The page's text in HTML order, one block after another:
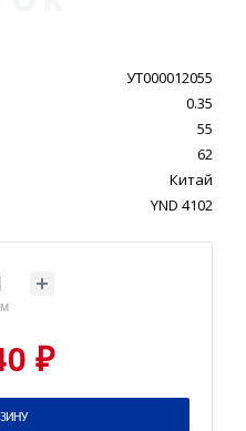
УТ000012055
0.35
55
62
Китай
YND 4102
₽